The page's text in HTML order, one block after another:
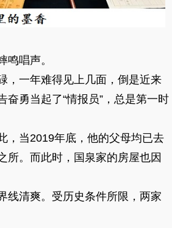
唱声。
一年难得见上几面，倒是近来
勇当起了“情报员”，总是第一时
当2019年底，他的父母均已去
所。而此时，国泉家的房屋也因
清爽。受历史条件所限，两家